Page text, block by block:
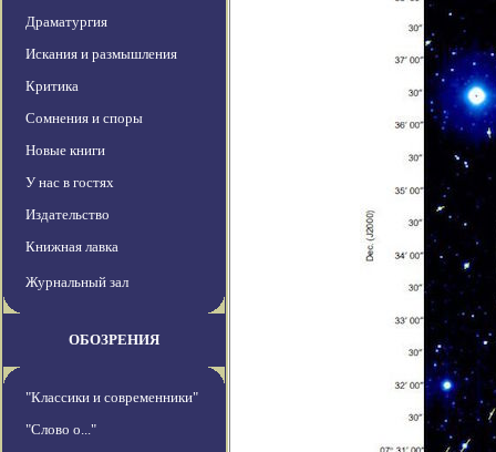
Драматургия
Искания и размышления
Критика
Сомнения и споры
Новые книги
У нас в гостях
Издательство
Книжная лавка
Журнальный зал
ОБОЗРЕНИЯ
"Классики и современники"
"Слово о..."